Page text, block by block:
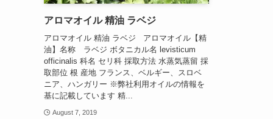
アロマオイル 精油 ラベジ
アロマオイル 精油 ラベジ アロマオイル【精
油】名称 ラベジ ボタニカル名 levisticum
officinalis 科名 セリ科 採取方法 水蒸気蒸留 採
取部位 根 産地 フランス、ベルギー、スロベ
ニア、ハンガリー ※弊社利用オイルの情報を
基に記載しています 精...
August 7, 2019